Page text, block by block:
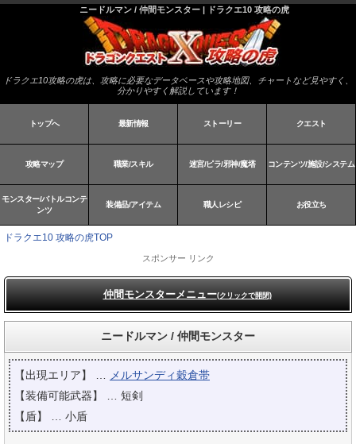
ニードルマン / 仲間モンスター | ドラクエ10 攻略の虎
ドラクエ10攻略の虎は、攻略に必要なデータベースや攻略地図、チャートなど見やすく、
分かりやすく解説しています！
トップへ 最新情報 ストーリー クエスト
攻略マップ 職業/スキル 迷宮/ピラ/邪神/魔塔 コンテンツ/施設/システム
モンスター/バトルコンテ
ンツ
装備品/アイテム 職人レシピ お役立ち
ドラクエ10 攻略の虎TOP
スポンサー リンク
仲間モンスターメニュー(クリックで開閉)
ニードルマン / 仲間モンスター
【出現エリア】 …
メルサンディ穀倉帯
【装備可能武器】 … 短剣
【盾】 … 小盾